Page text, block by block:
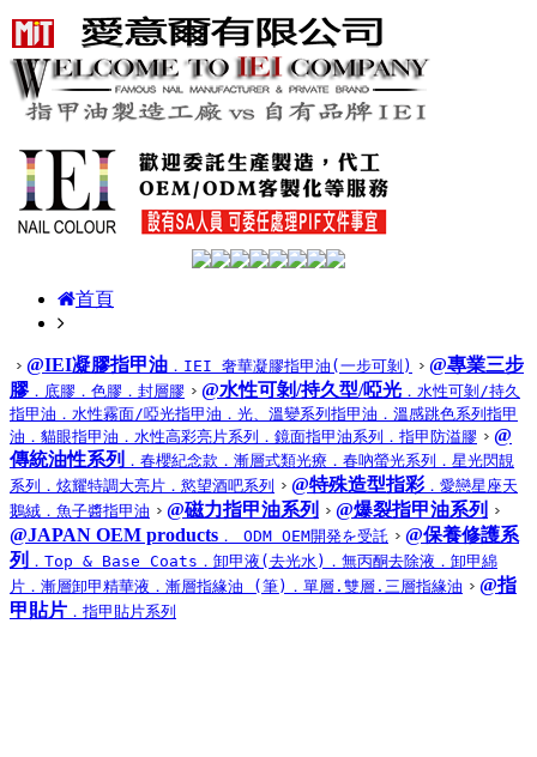
首頁
@IEI凝膠指甲油 ．IEI 奢華凝膠指甲油(一步可剝)
@專業三步
膠．底膠 ．色膠 ．封層膠 @水性可剝/持久型/啞光 ．水性可剝/持久
指甲油 ．水性霧面/啞光指甲油 ．光、溫變系列指甲油 ．溫感跳色系列指甲
油 ．貓眼指甲油 ．水性高彩亮片系列 ．鏡面指甲油系列 ．指甲防溢膠
@
傳統油性系列 ．春櫻紀念款 ．漸層式類光療 ．春吶螢光系列 ．星光閃靚
系列 ．炫耀特調大亮片 ．慾望酒吧系列 @特殊造型指彩．愛戀星座天
鵝絨 ．魚子醬指甲油 @磁力指甲油系列
@爆裂指甲油系列
@JAPAN OEM products ． ODM OEM開発を受託
@保養修護系
列 ．Top & Base Coats ．卸甲液(去光水) ．無丙酮去除液 ．卸甲綿
片 ．漸層卸甲精華液 ．漸層指緣油 (筆) ．單層.雙層.三層指緣油
@指
甲貼片 ．指甲貼片系列